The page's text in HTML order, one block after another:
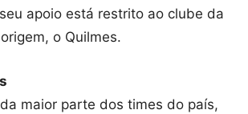
apoio está restrito ao clube da
o Quilmes.
maior parte dos times do país,